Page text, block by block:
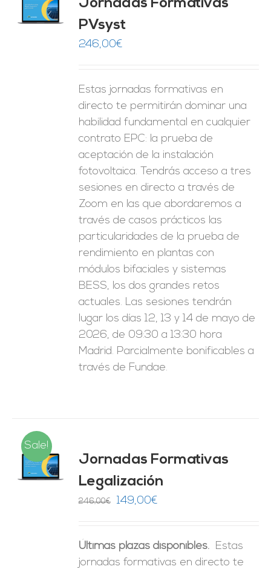
Jornadas Formativas
PVsyst
246,00€
Estas jornadas formativas en
directo te permitirán dominar una
habilidad fundamental en cualquier
contrato EPC: la prueba de
aceptación de la instalación
fotovoltaica. Tendrás acceso a tres
sesiones en directo a través de
Zoom en las que abordaremos a
través de casos prácticos las
particularidades de la prueba de
rendimiento en plantas con
módulos bifaciales y sistemas
BESS, los dos grandes retos
actuales. Las sesiones tendrán
lugar los días 12, 13 y 14 de mayo de
2026, de 09:30 a 13:30 hora
Madrid. Parcialmente bonificables a
través de Fundae.
Sale!
Jornadas Formativas
Legalización
246,00€
El
era:
246,00€.
149,00€
es:
149,00€.
Últimas plazas disponibles. Estas
jornadas formativas en directo te